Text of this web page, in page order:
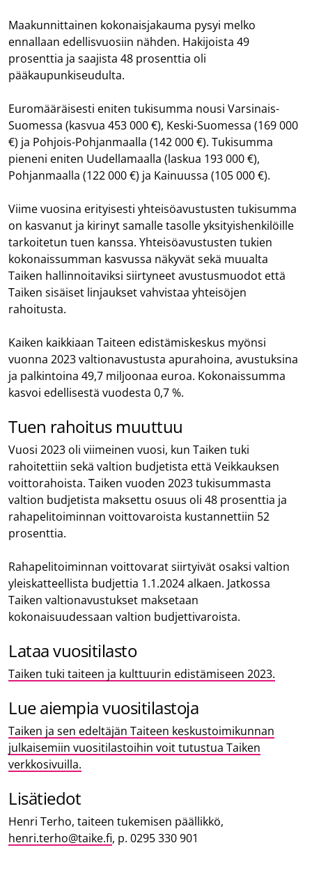
Maakunnittainen kokonaisjakauma pysyi melko
ennallaan edellisvuosiin nähden. Hakijoista 49
prosenttia ja saajista 48 prosenttia oli
pääkaupunkiseudulta.
Euromääräisesti eniten tukisumma nousi Varsinais-
Suomessa (kasvua 453 000 €), Keski-Suomessa (169 000
€) ja Pohjois-Pohjanmaalla (142 000 €). Tukisumma
pieneni eniten Uudellamaalla (laskua 193 000 €),
Pohjanmaalla (122 000 €) ja Kainuussa (105 000 €).
Viime vuosina erityisesti yhteisöavustusten tukisumma
on kasvanut ja kirinyt samalle tasolle yksityishenkilöille
tarkoitetun tuen kanssa. Yhteisöavustusten tukien
kokonaissumman kasvussa näkyvät sekä muualta
Taiken hallinnoitaviksi siirtyneet avustusmuodot että
Taiken sisäiset linjaukset vahvistaa yhteisöjen
rahoitusta.
Kaiken kaikkiaan Taiteen edistämiskeskus myönsi
vuonna 2023 valtionavustusta apurahoina, avustuksina
ja palkintoina 49,7 miljoonaa euroa. Kokonaissumma
kasvoi edellisestä vuodesta 0,7 %.
Tuen rahoitus muuttuu
Vuosi 2023 oli viimeinen vuosi, kun Taiken tuki
rahoitettiin sekä valtion budjetista että Veikkauksen
voittorahoista. Taiken vuoden 2023 tukisummasta
valtion budjetista maksettu osuus oli 48 prosenttia ja
rahapelitoiminnan voittovaroista kustannettiin 52
prosenttia.
Rahapelitoiminnan voittovarat siirtyivät osaksi valtion
yleiskatteellista budjettia 1.1.2024 alkaen. Jatkossa
Taiken valtionavustukset maksetaan
kokonaisuudessaan valtion budjettivaroista.
Lataa vuositilasto
Taiken tuki taiteen ja kulttuurin edistämiseen 2023.
Lue aiempia vuositilastoja
Taiken ja sen edeltäjän Taiteen keskustoimikunnan
julkaisemiin vuositilastoihin voit tutustua Taiken
verkkosivuilla.
Lisätiedot
Henri Terho, taiteen tukemisen päällikkö,
henri.terho@taike.fi, p. 0295 330 901